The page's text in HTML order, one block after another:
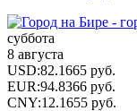
суббота
8 августа
USD:82.1665 руб.
EUR:94.8366 руб.
CNY:12.1655 руб.